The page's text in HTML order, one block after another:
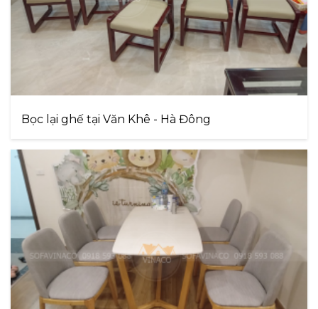
Bọc lại ghế tại Văn Khê - Hà Đông